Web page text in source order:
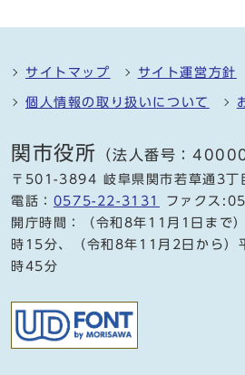
サイトマップ サイト運営方針
個人情報の取り扱いについて
関市役所 （法人番号：
〒501-3894 岐阜県関市若草通3丁
電話： 0575-22-3131
ファクス
開庁時間：（令和8年11月1日ま
時15分、（令和8年11月2日から
時45分